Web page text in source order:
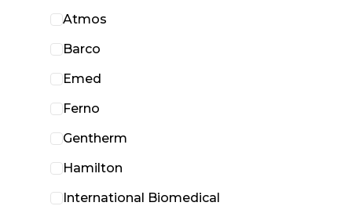
Atmos
Barco
Emed
Ferno
Gentherm
Hamilton
International Biomedical